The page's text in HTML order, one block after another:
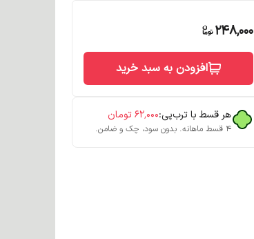
248,000
افزودن به سبد خرید
هر قسط با ترب‌پی:۶۲٬۰۰۰تومان
۴ قسط ماهانه. بدون سود، چک و ضامن.